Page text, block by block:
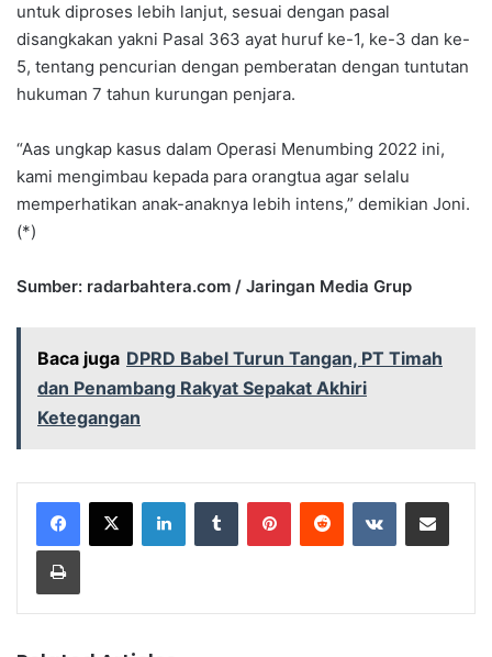
untuk diproses lebih lanjut, sesuai dengan pasal
disangkakan yakni Pasal 363 ayat huruf ke-1, ke-3 dan ke-
5, tentang pencurian dengan pemberatan dengan tuntutan
hukuman 7 tahun kurungan penjara.
“Aas ungkap kasus dalam Operasi Menumbing 2022 ini,
kami mengimbau kepada para orangtua agar selalu
memperhatikan anak-anaknya lebih intens,” demikian Joni.
(*)
Sumber: radarbahtera.com / Jaringan Media Grup
Baca juga DPRD Babel Turun Tangan, PT Timah
dan Penambang Rakyat Sepakat Akhiri
Ketegangan
LinkedInTumblr PinterestReddit VKontakteShare via Email
Print